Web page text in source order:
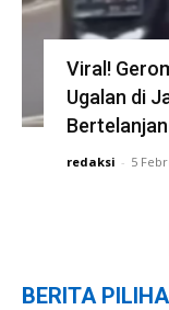
Viral!
Ugalan di
redaksi - 5
BERITA